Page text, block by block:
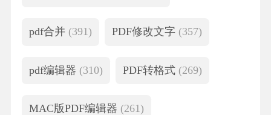
pdf合并 (391) PDF修改文字 (357)
pdf编辑器 (310) PDF转格式 (269)
MAC版PDF编辑器 (261)